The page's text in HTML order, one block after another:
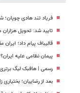
فریاد تند هادی چوپان؛‌
تایید شد: تحویل
قالیباف پیام داد؛
پیمان نظامی علیه
رسمی | هافبک لیگ برتری با
بعد از رضاییان؛